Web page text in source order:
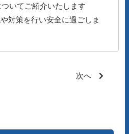
ついてご紹介いたします
対策を行い安全に過ごしま
次へ